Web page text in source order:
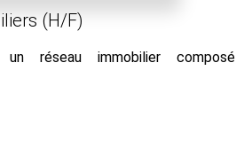
(H/F)
réseau immobilier composé